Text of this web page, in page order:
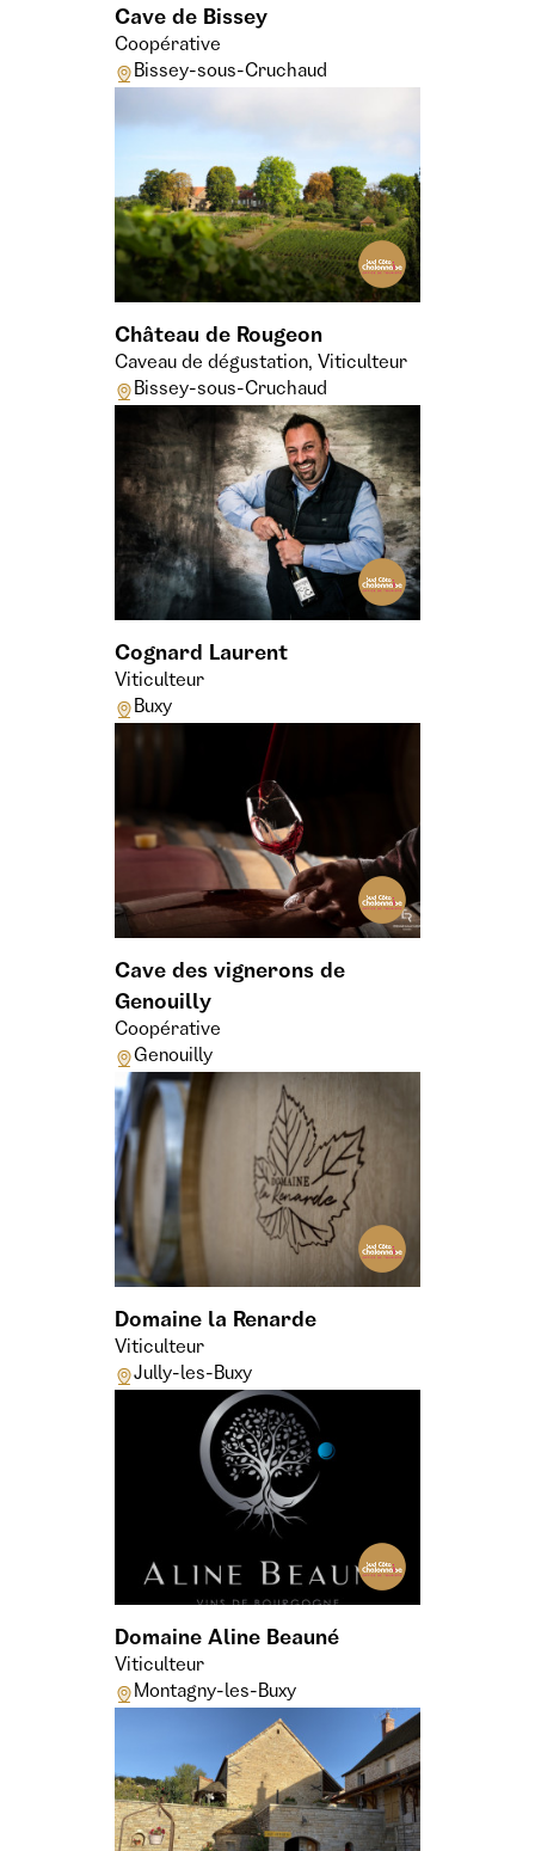
Cave de Bissey
Coopérative
Bissey-sous-Cruchaud
Château de Rougeon
Caveau de dégustation, Viticulteur
Bissey-sous-Cruchaud
Cognard Laurent
Viticulteur
Buxy
Cave des vignerons de
Genouilly
Coopérative
Genouilly
Domaine la Renarde
Viticulteur
Jully-les-Buxy
Domaine Aline Beauné
Viticulteur
Montagny-les-Buxy